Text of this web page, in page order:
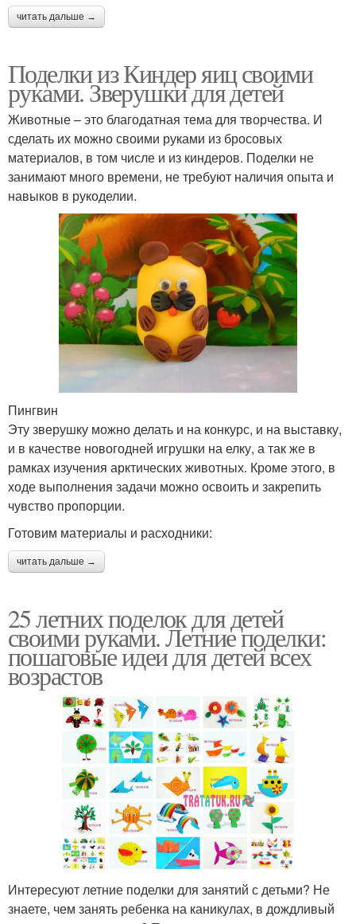
читать дальше →
Поделки из Киндер яиц своими
руками. Зверушки для детей
Животные – это благодатная тема для творчества. И
сделать их можно своими руками из бросовых
материалов, в том числе и из киндеров. Поделки не
занимают много времени, не требуют наличия опыта и
навыков в рукоделии.
Пингвин
Эту зверушку можно делать и на конкурс, и на выставку,
и в качестве новогодней игрушки на елку, а так же в
рамках изучения арктических животных. Кроме этого, в
ходе выполнения задачи можно освоить и закрепить
чувство пропорции.
Готовим материалы и расходники:
читать дальше →
25 летних поделок для детей
своими руками. Летние поделки:
пошаговые идеи для детей всех
возрастов
Интересуют летние поделки для занятий с детьми? Не
знаете, чем занять ребенка на каникулах, в дождливый